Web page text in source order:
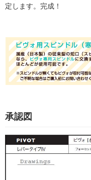
定します。完成！
承認図